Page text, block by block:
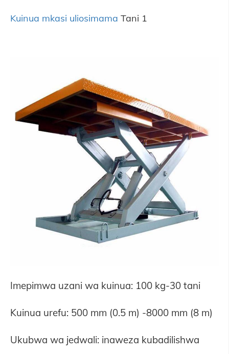
Kuinua mkasi uliosimama Tani 1
Imepimwa uzani wa kuinua: 100 kg-30 tani
Kuinua urefu: 500 mm (0.5 m) -8000 mm (8 m)
Ukubwa wa jedwali: inaweza kubadilishwa